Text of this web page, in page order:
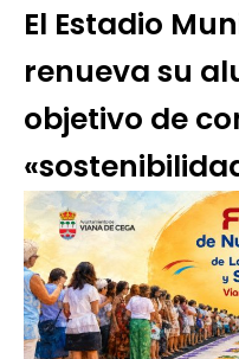
El Estadio
renueva su
objetivo de